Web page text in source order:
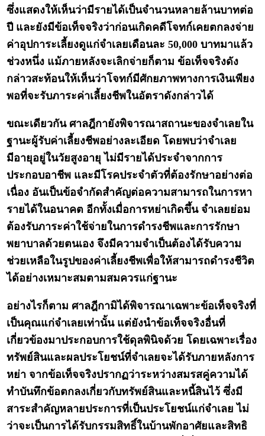
ซึ่งแสดงให้เห็นว่ามีรายได้เป็นจำนวนหลายล้านบาทต่อ
ปี และยังมีข้อเท็จจริงว่าก่อนเกิดคดีโจทก์เคยตกลงจ่าย
ค่าอุปการะเลี้ยงดูแก่จำเลยเดือนละ 50,000 บาทมาแล้ว
ช่วงหนึ่ง แม้ภายหลังจะเลิกจ่ายก็ตาม ข้อเท็จจริงดัง
กล่าวสะท้อนให้เห็นว่าโจทก์มีศักยภาพทางการเงินเพียง
พอที่จะรับภาระค่าเลี้ยงชีพในอัตราดังกล่าวได้
ขณะเดียวกัน ศาลฎีกายังพิจารณาสถานะของจำเลยใน
ฐานะผู้รับค่าเลี้ยงชีพอย่างละเอียด โดยพบว่าจำเลย
มีอายุอยู่ในวัยสูงอายุ ไม่มีรายได้ประจำจากการ
ประกอบอาชีพ และมีโรคประจำตัวที่ต้องรักษาอย่างต่อ
เนื่อง อันเป็นข้อจำกัดสำคัญต่อความสามารถในการหา
รายได้ในอนาคต อีกทั้งเมื่อการหย่าเกิดขึ้น จำเลยย่อม
ต้องรับภาระค่าใช้จ่ายในการดำรงชีพและการรักษา
พยาบาลด้วยตนเอง จึงมีความจำเป็นต้องได้รับความ
ช่วยเหลือในรูปของค่าเลี้ยงชีพเพื่อให้สามารถดำรงชีวิต
ได้อย่างเหมาะสมตามสมควรแก่ฐานะ
อย่างไรก็ตาม ศาลฎีกามิได้พิจารณาเฉพาะข้อเท็จจริงที่
เป็นคุณแก่จำเลยเท่านั้น แต่ยังนำข้อเท็จจริงอื่นที่
เกี่ยวข้องมาประกอบการใช้ดุลพินิจด้วย โดยเฉพาะเรื่อง
ทรัพย์สินและผลประโยชน์ที่จำเลยจะได้รับภายหลังการ
หย่า จากข้อเท็จจริงปรากฏว่าระหว่างสมรสคู่ความได้
ทำบันทึกข้อตกลงเกี่ยวกับทรัพย์สินและหนี้สินไว้ ซึ่งมี
สาระสำคัญหลายประการที่เป็นประโยชน์แก่จำเลย ไม่
ว่าจะเป็นการได้รับกรรมสิทธิ์ในบ้านพักอาศัยและสิทธิ